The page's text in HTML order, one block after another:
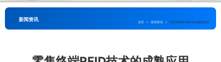
新闻资讯 首页 > 新闻资讯 > 零售终端RFID技术的成熟应用